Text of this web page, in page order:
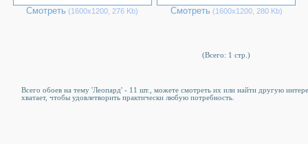
Смотреть (1600х1200, 276 Kb) Смотреть (1600х1200, 280 Kb)
(Всего: 1 стр.)
Всего обоев на тему 'Леопард' - 11 шт., можете смотреть их или найти другую
хватает, чтобы удовлетворить практически любую потребность.